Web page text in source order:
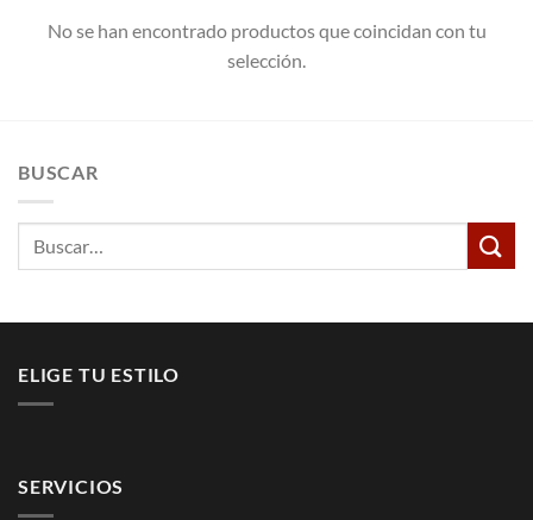
No se han encontrado productos que coincidan con tu
selección.
BUSCAR
ELIGE TU ESTILO
SERVICIOS